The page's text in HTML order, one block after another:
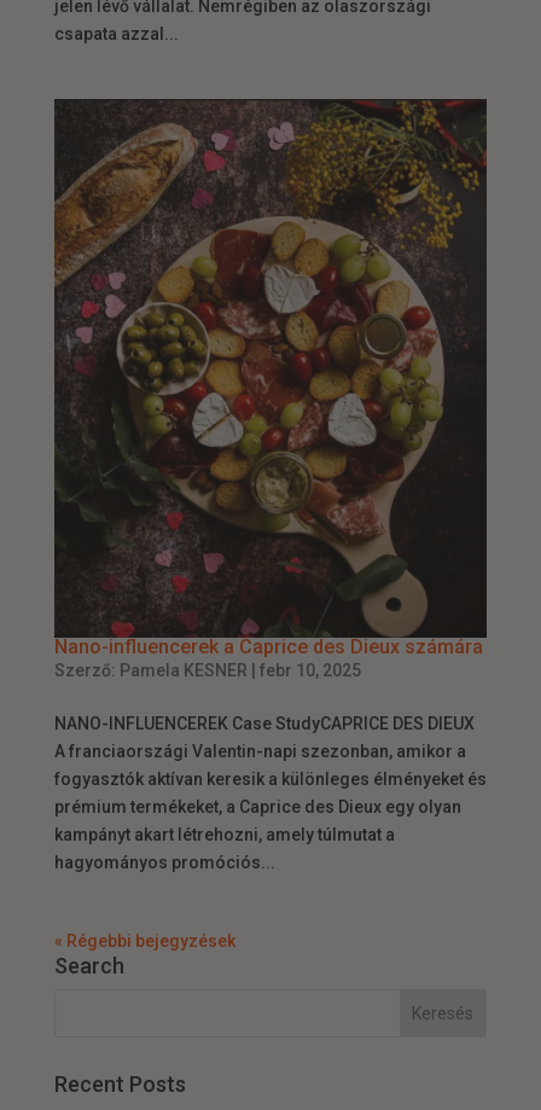
jelen lévő vállalat. Nemrégiben az olaszországi
csapata azzal...
Nano-influencerek a Caprice des Dieux számára
Szerző: Pamela KESNER febr 10, 2025
NANO-INFLUENCEREK Case StudyCAPRICE DES DIEUX
A franciaországi Valentin-napi szezonban, amikor a
fogyasztók aktívan keresik a különleges élményeket és
prémium termékeket, a Caprice des Dieux egy olyan
kampányt akart létrehozni, amely túlmutat a
hagyományos promóciós...
« Régebbi bejegyzések
Search
Recent Posts